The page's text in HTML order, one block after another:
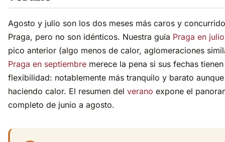
Agosto y julio son los dos meses más caros y
Praga, pero no son idénticos. Nuestra guía Praga en julio
pico anterior (algo menos de calor, aglomeraciones
Praga en septiembre merece la pena si sus fechas
flexibilidad: notablemente más tranquilo y barato
haciendo calor. El resumen del verano expone el
completo de junio a agosto.